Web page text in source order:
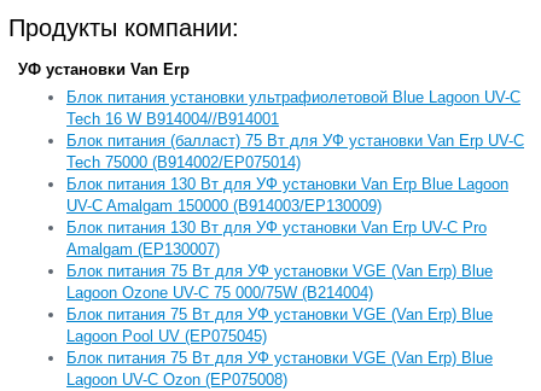
Продукты компании:
УФ установки Van Erp
Блок питания установки ультрафиолетовой Blue Lagoon UV-C
Tech 16 W B914004//B914001
Блок питания (балласт) 75 Вт для УФ установки Van Erp UV-C
Tech 75000 (B914002/EP075014)
Блок питания 130 Вт для УФ установки Van Erp Blue Lagoon
UV-C Amalgam 150000 (B914003/EP130009)
Блок питания 130 Вт для УФ установки Van Erp UV-C Pro
Amalgam (EP130007)
Блок питания 75 Вт для УФ установки VGE (Van Erp) Blue
Lagoon Ozone UV-C 75 000/75W (B214004)
Блок питания 75 Вт для УФ установки VGE (Van Erp) Blue
Lagoon Pool UV (EP075045)
Блок питания 75 Вт для УФ установки VGE (Van Erp) Blue
Lagoon UV-C Ozon (EP075008)